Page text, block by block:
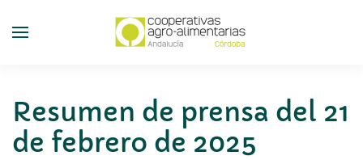
Resumen de prensa del 21
de febrero de 2025